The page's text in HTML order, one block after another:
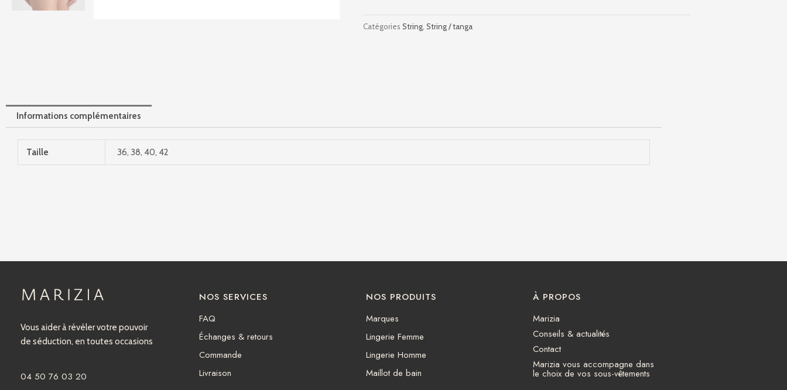
Catégories String String / tanga
Informations complémentaires
Taille 36, 38, 40, 42
Vous aider à révéler votre pouvoir
de séduction, en toutes occasions
04 50 76 03 20
NOS SERVICES
FAQ
Échanges & retours
Commande
Livraison
NOS PRODUITS
Marques
Lingerie Femme
Lingerie Homme
Maillot de bain
À PROPOS
Marizia
Conseils & actualités
Contact
Marizia vous accompagne dans
le choix de vos sous-vêtements